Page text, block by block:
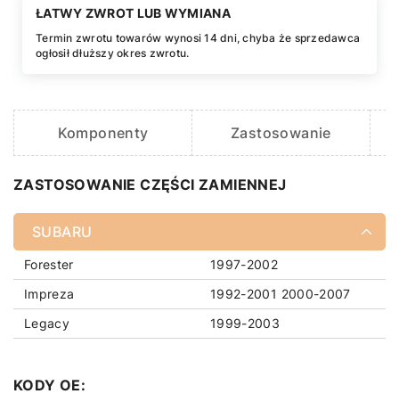
ŁATWY ZWROT LUB WYMIANA
Termin zwrotu towarów wynosi 14 dni, chyba że sprzedawca
ogłosił dłuższy okres zwrotu.
Komponenty Zastosowanie
ZASTOSOWANIE CZĘŚCI ZAMIENNEJ
SUBARU
Forester
1997-2002
Impreza
1992-2001 2000-2007
Legacy
1999-2003
KODY OE: